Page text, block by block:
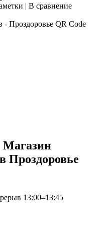
| В сравнение
Магазин
Проздоровье
13:00–13:45